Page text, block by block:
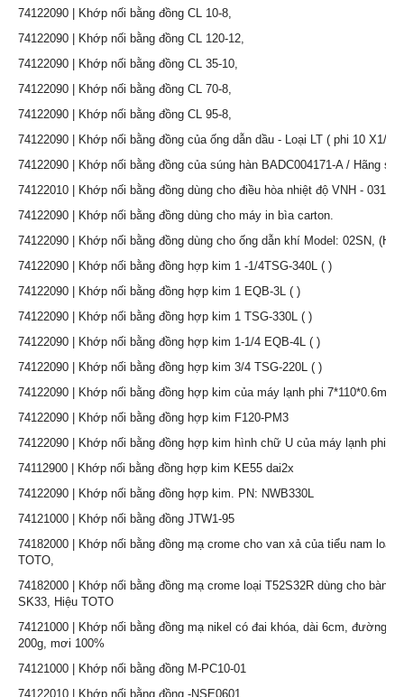
74122090 | Khớp nối bằng đồng CL 10-8,
74122090 | Khớp nối bằng đồng CL 120-12,
74122090 | Khớp nối bằng đồng CL 35-10,
74122090 | Khớp nối bằng đồng CL 70-8,
74122090 | Khớp nối bằng đồng CL 95-8,
74122090 | Khớp nối bằng đồng của ống dẫn dầu - Loại LT ( phi 10 X1/4 )
74122090 | Khớp nối bằng đồng của súng hàn BADC004171-A / Hãng
74122010 | Khớp nối bằng đồng dùng cho điều hòa nhiệt độ VNH - 031,
74122090 | Khớp nối bằng đồng dùng cho máy in bìa carton.
74122090 | Khớp nối bằng đồng dùng cho ống dẫn khí Model: 02SN,
74122090 | Khớp nối bằng đồng hợp kim 1 -1/4TSG-340L ( )
74122090 | Khớp nối bằng đồng hợp kim 1 EQB-3L ( )
74122090 | Khớp nối bằng đồng hợp kim 1 TSG-330L ( )
74122090 | Khớp nối bằng đồng hợp kim 1-1/4 EQB-4L ( )
74122090 | Khớp nối bằng đồng hợp kim 3/4 TSG-220L ( )
74122090 | Khớp nối bằng đồng hợp kim của máy lạnh phi 7*110*0.6mm
74122090 | Khớp nối bằng đồng hợp kim F120-PM3
74122090 | Khớp nối bằng đồng hợp kim hình chữ U của máy lạnh phi
74112900 | Khớp nối bằng đồng hợp kim KE55 dai2x
74122090 | Khớp nối bằng đồng hợp kim. PN: NWB330L
74121000 | Khớp nối bằng đồng JTW1-95
74182000 | Khớp nối bằng đồng mạ crome cho van xả của tiểu nam loại
TOTO,
74182000 | Khớp nối bằng đồng mạ crome loại T52S32R dùng cho bàn
SK33, Hiệu TOTO
74121000 | Khớp nối bằng đồng mạ nikel có đai khóa, dài 6cm, đường
200g, mơi 100%
74121000 | Khớp nối bằng đồng M-PC10-01
74122010 | Khớp nối bằng đồng -NSE0601